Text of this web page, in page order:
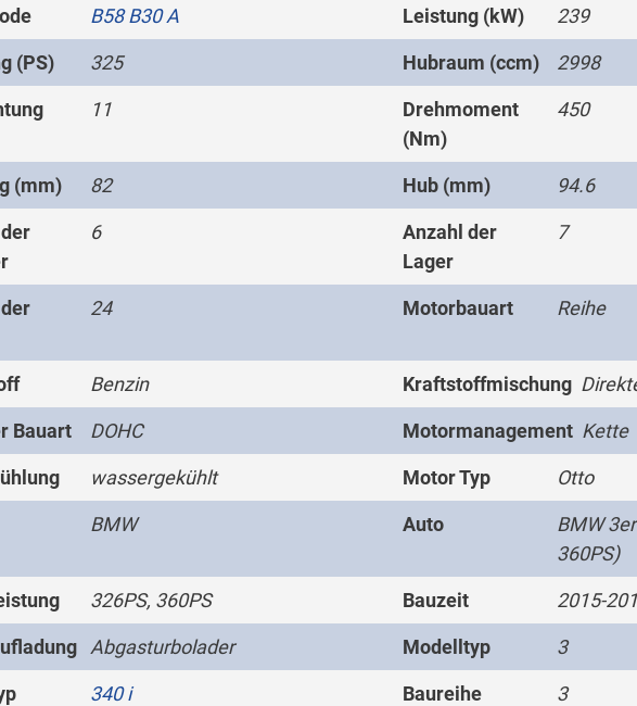
B58 B30 A Leistung (kW) 239
(PS) 325 Hubraum (ccm) 2998
11
Drehmoment
(Nm)
450
(mm) 82 Hub (mm) 94.6
6
Anzahl der
Lager
7
24 Motorbauart Reihe
Benzin Kraftstoffmischung
Bauart DOHC Motormanagement Kette
wassergekühlt Motor Typ Otto
BMW Auto
BMW
360PS)
326PS, 360PS Bauzeit 2015-
Abgasturbolader Modelltyp 3
340 i Baureihe 3